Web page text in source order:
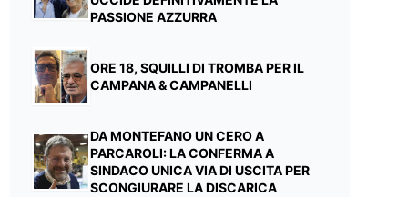
PASSIONE AZZURRA
ORE 18, SQUILLI DI TROMBA PER IL
CAMPANA & CAMPANELLI
DA MONTEFANO UN CERO A
PARCAROLI: LA CONFERMA A
SINDACO UNICA VIA DI USCITA PER
SCONGIURARE LA DISCARICA